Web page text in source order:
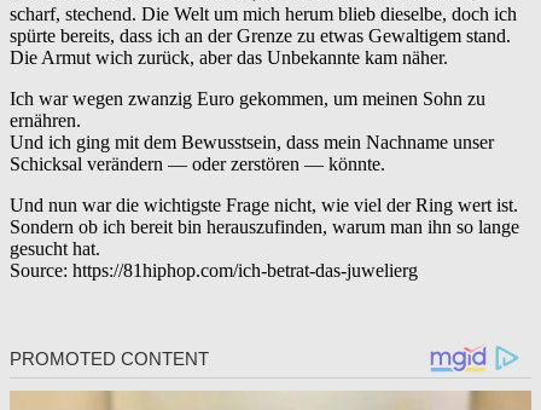
scharf, stechend. Die Welt um mich herum blieb dieselbe, doch ich
spürte bereits, dass ich an der Grenze zu etwas Gewaltigem stand.
Die Armut wich zurück, aber das Unbekannte kam näher.
Ich war wegen zwanzig Euro gekommen, um meinen Sohn zu
ernähren.
Und ich ging mit dem Bewusstsein, dass mein Nachname unser
Schicksal verändern — oder zerstören — könnte.
Und nun war die wichtigste Frage nicht, wie viel der Ring wert ist.
Sondern ob ich bereit bin herauszufinden, warum man ihn so lange
gesucht hat.
Source: https://81hiphop.com/ich-betrat-das-juwelierg